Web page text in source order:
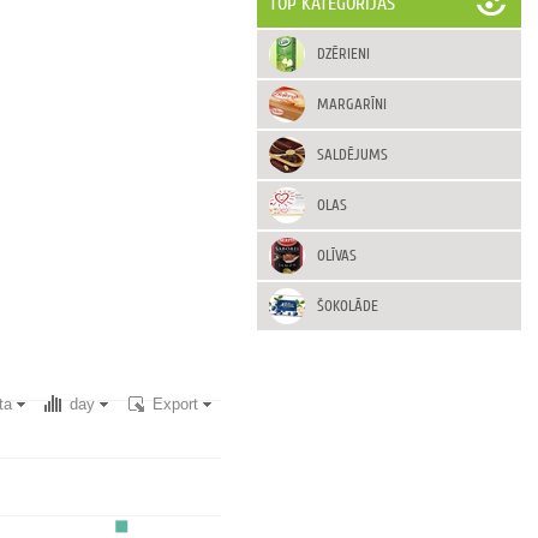
day Export
DZĒRIENI
MARGARĪNI
SALDĒJUMS
OLAS
OLĪVAS
ŠOKOLĀDE